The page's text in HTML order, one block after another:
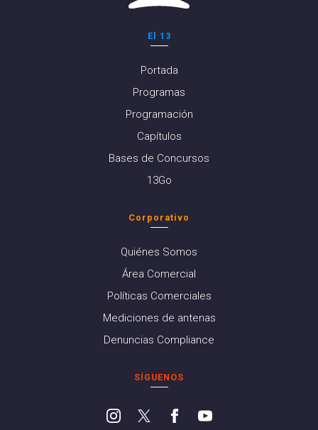
El 13
Portada
Programas
Programación
Capítulos
Bases de Concursos
13Go
Corporativo
Quiénes Somos
Área Comercial
Políticas Comerciales
Mediciones de antenas
Denuncias Compliance
SÍGUENOS